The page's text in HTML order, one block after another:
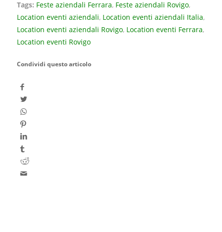
Tags: Feste aziendali Ferrara, Feste aziendali Rovigo,
Location eventi aziendali, Location eventi aziendali Italia,
Location eventi aziendali Rovigo, Location eventi Ferrara,
Location eventi Rovigo
Condividi questo articolo